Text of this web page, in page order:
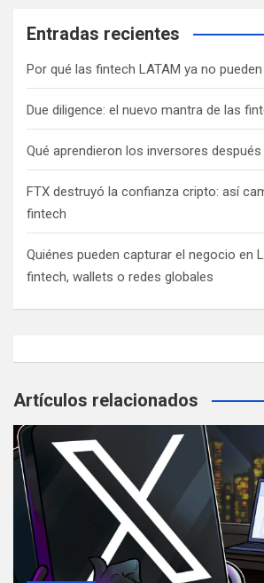
Entradas recientes
Por qué las fintech LATAM ya no
Due diligence: el nuevo mantra de las
Qué aprendieron los inversores después
FTX destruyó la confianza cripto: así
fintech
Quiénes pueden capturar el negocio en
fintech, wallets o redes globales
Artículos relacionados